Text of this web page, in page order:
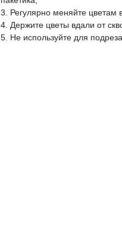
3. Регулярно меняйте цветам
4. Держите цветы вдали от
5. Не используйте для